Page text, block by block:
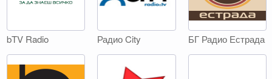
bTV Radio Радио City БГ Радио Естрада